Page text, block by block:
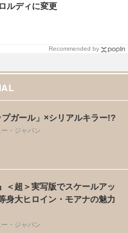
ルディに変更
Recommended by
ガール」×シリアルキラー!?
・ジャパン
＜超＞実写版でスケールアッ
身大ヒロイン・モアナの魅力
・ジャパン